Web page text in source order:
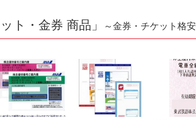
ト・金券 商品」 ～金券・チケット格